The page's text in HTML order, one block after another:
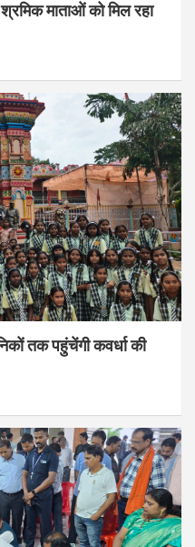
माताओं को मिल रहा
तक पहुंचेंगी कवर्धा की